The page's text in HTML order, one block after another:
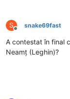
S
Deconectat
snake69fast
A contestat în final
Neamț (Leghin)?